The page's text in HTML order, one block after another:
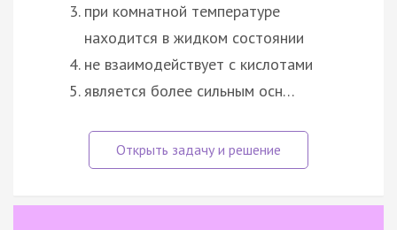
при комнатной температуре
находится в жидком состоянии
не взаимодействует с кислотами
является более сильным осн…